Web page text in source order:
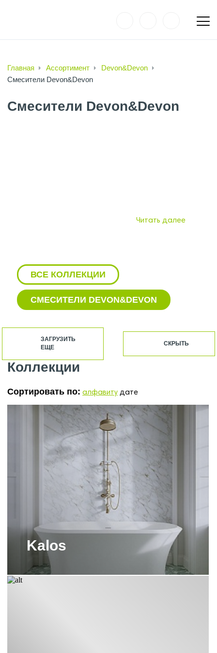
Главная Ассортимент
Devon&Devon
Смесители Devon&Devon
Смесители Devon&Devon
Читать далее
ВСЕ КОЛЛЕКЦИИ
СМЕСИТЕЛИ DEVON&DEVON
АКСЕССУАРЫ DEVON&DEVON
БАЧКИ ДЛЯ УНИТАЗОВ
DEVON&DEVON
БИДЕ DEVON&DEVON
ДУШЕВЫЕ ПОДДОНЫ
DEVON&DEVON
ДУШИ DEVON&DEVON
ЗЕРКАЛА DEVON&DEVON
КОНСОЛИ DEVON&DEVON
МЕБЕЛЬ ДЛЯ ВАННОЙ
DEVON&DEVON
ОБОИ DEVON&DEVON
ПЛИТКА DEVON&DEVON
ЗАГРУЗИТЬ
ЕЩЕ
СКРЫТЬ
Коллекции
Сортировать по: алфавиту дате
Kalos